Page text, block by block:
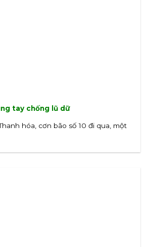
tay chống lũ dữ
hóa, cơn bão số 10 đi qua, một